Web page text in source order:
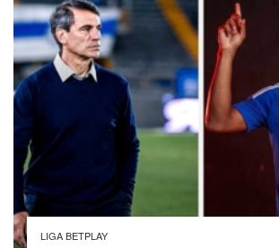
LIGA BETPLAY